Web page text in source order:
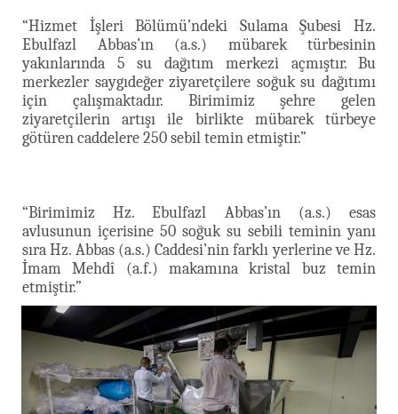
“Hizmet İşleri Bölümü’ndeki Sulama Şubesi Hz.
Ebulfazl Abbas’ın (a.s.) mübarek türbesinin
yakınlarında 5 su dağıtım merkezi açmıştır. Bu
merkezler saygıdeğer ziyaretçilere soğuk su dağıtımı
için çalışmaktadır. Birimimiz şehre gelen
ziyaretçilerin artışı ile birlikte mübarek türbeye
götüren caddelere 250 sebil temin etmiştir.”
“Birimimiz Hz. Ebulfazl Abbas’ın (a.s.) esas
avlusunun içerisine 50 soğuk su sebili teminin yanı
sıra Hz. Abbas (a.s.) Caddesi’nin farklı yerlerine ve Hz.
İmam Mehdî (a.f.) makamına kristal buz temin
etmiştir.”